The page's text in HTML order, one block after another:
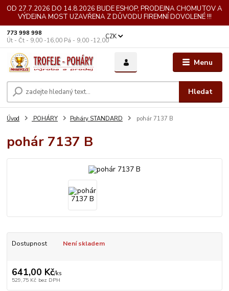
OD 27.7.2026 DO 14.8.2026 BUDE ESHOP, PRODEJNA CHOMUTOV A
VÝDEJNA MOST UZAVŘENA Z DŮVODU FIREMNÍ DOVOLENÉ !!!
Menu
CZK
Hledat
773 998 998
Út - Čt - 9,00 -16,00 Pá - 9,00 -12,00
Úvod POHÁRY Poháry STANDARD pohár 7137 B
pohár 7137 B
Dostupnost Není skladem
641,00 Kč/ks
529,75 Kč bez DPH